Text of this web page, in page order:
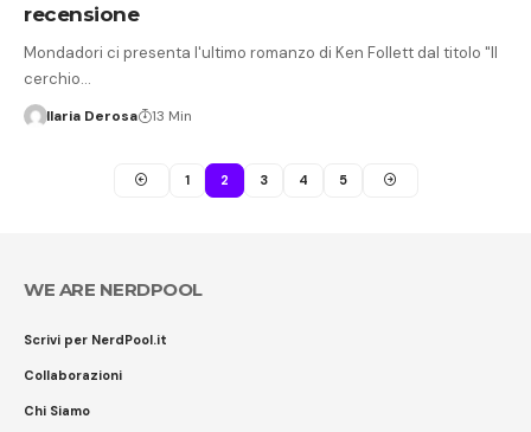
recensione
Mondadori ci presenta l'ultimo romanzo di Ken Follett dal titolo "Il
cerchio…
Ilaria Derosa 13 Min
1 2 3 4 5
WE ARE NERDPOOL
Scrivi per NerdPool.it
Collaborazioni
Chi Siamo